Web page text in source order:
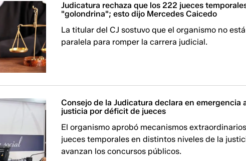
Judicatura rechaza que los 222 jueces
"golondrina"; esto dijo Mercedes Caicedo
La titular del CJ sostuvo que el organismo no
paralela para romper la carrera judicial.
Consejo de la Judicatura declara en emergencia
justicia por déficit de jueces
El organismo aprobó mecanismos
jueces temporales en distintos niveles de la
avanzan los concursos públicos.